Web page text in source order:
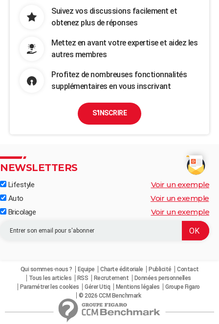
Suivez vos discussions facilement et
obtenez plus de réponses
Mettez en avant votre expertise et aidez les
autres membres
Profitez de nombreuses fonctionnalités
supplémentaires en vous inscrivant
S'INSCRIRE
NEWSLETTERS
Lifestyle Voir un exemple
Auto Voir un exemple
Bricolage Voir un exemple
Qui sommes-nous ? Equipe Charte éditoriale Publicité
Contact
Tous les articles
RSS Recrutement
Données personnelles
Paramétrer les cookies
Gérer Utiq Mentions légales
Groupe Figaro
© 2026 CCM Benchmark